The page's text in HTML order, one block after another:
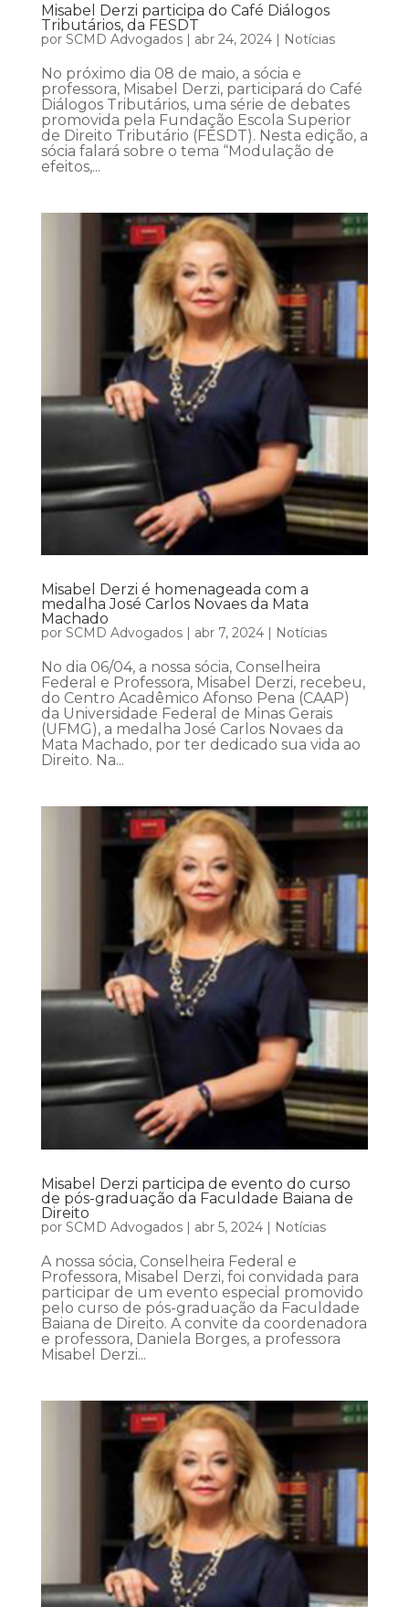
Misabel Derzi participa do Café Diálogos
Tributários, da FESDT
por SCMD Advogados| abr 24, 2024| Notícias
No próximo dia 08 de maio, a sócia e
professora, Misabel Derzi, participará do Café
Diálogos Tributários, uma série de debates
promovida pela Fundação Escola Superior
de Direito Tributário (FESDT). Nesta edição, a
sócia falará sobre o tema “Modulação de
efeitos,...
Misabel Derzi é homenageada com a
medalha José Carlos Novaes da Mata
Machado
por SCMD Advogados| abr 7, 2024| Notícias
No dia 06/04, a nossa sócia, Conselheira
Federal e Professora, Misabel Derzi, recebeu,
do Centro Acadêmico Afonso Pena (CAAP)
da Universidade Federal de Minas Gerais
(UFMG), a medalha José Carlos Novaes da
Mata Machado, por ter dedicado sua vida ao
Direito. Na...
Misabel Derzi participa de evento do curso
de pós-graduação da Faculdade Baiana de
Direito
por SCMD Advogados| abr 5, 2024| Notícias
A nossa sócia, Conselheira Federal e
Professora, Misabel Derzi, foi convidada para
participar de um evento especial promovido
pelo curso de pós-graduação da Faculdade
Baiana de Direito. A convite da coordenadora
e professora, Daniela Borges, a professora
Misabel Derzi...